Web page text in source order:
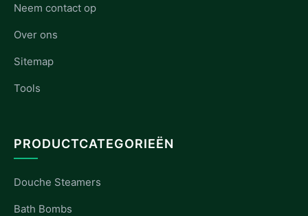
Neem contact op
Over ons
Sitemap
Tools
PRODUCTCATEGORIEËN
Douche Steamers
Bath Bombs